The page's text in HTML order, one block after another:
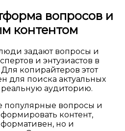
вопросов и
контентом
задают вопросы и
и энтузиастов в
копирайтеров этот
для поиска актуальных
аудиторию.
популярные вопросы и
контент,
но и